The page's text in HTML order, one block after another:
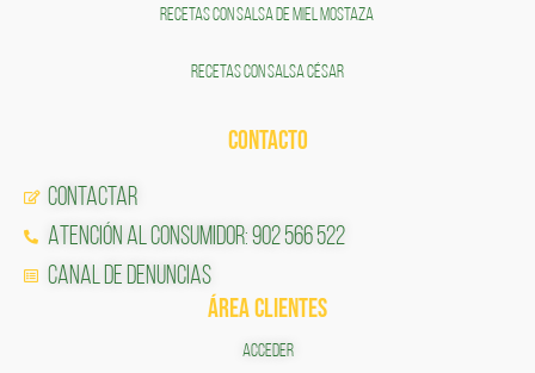
RECETAS CON SALSA DE MIEL MOSTAZA
RECETAS CON SALSA CÉSAR
CONTACTO
Contactar
Atención al Consumidor: 902 566 522
Canal de Denuncias
ÁREA CLIENTES
ACCEDER